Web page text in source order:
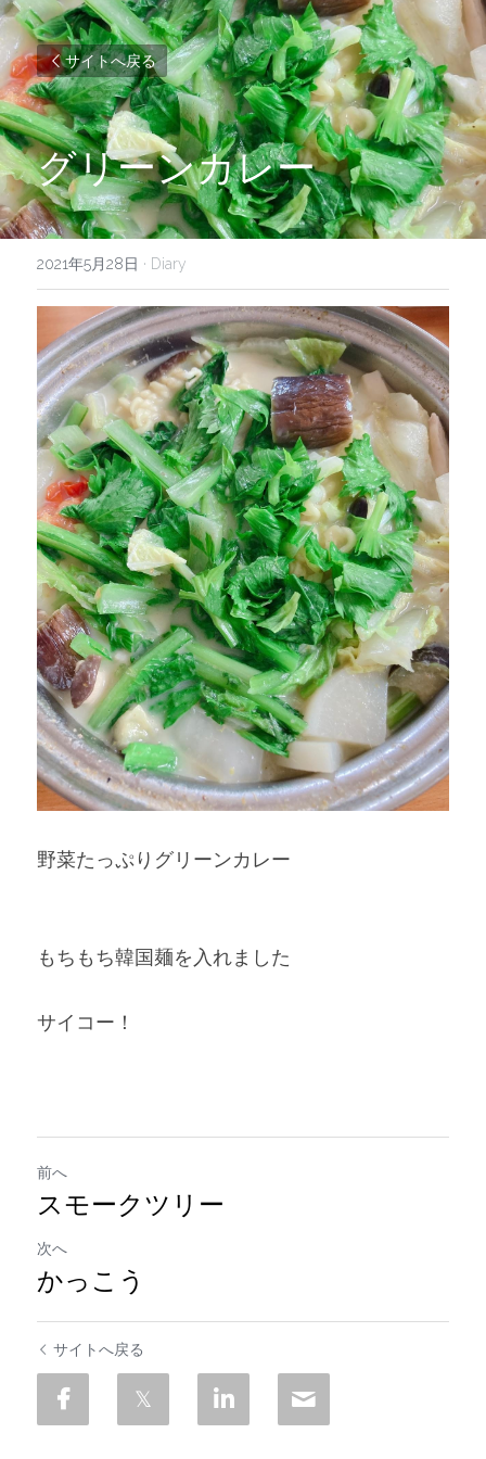
サイトへ戻る
グリーンカレー
2021年5月28日 · Diary
野菜たっぷりグリーンカレー
もちもち韓国麺を入れました
サイコー！
前へ
スモークツリー
次へ
かっこう
サイトへ戻る